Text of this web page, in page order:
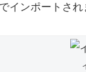
インポートされ